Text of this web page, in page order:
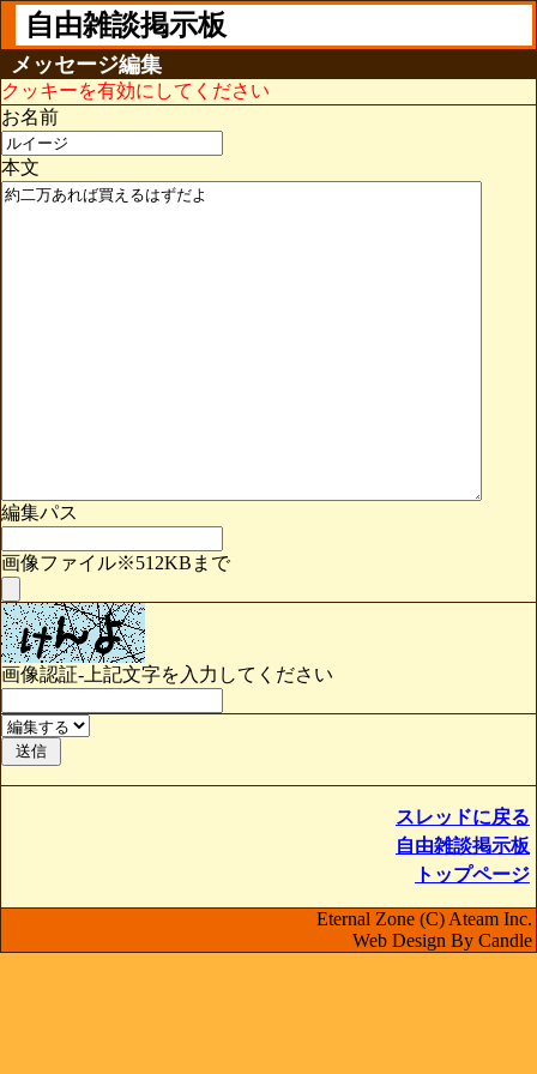
自由雑談掲示板
メッセージ編集
クッキーを有効にしてください
お名前
本文
編集パス
画像ファイル※512KBまで
画像認証-上記文字を入力してください
スレッドに戻る
自由雑談掲示板
トップページ
Eternal Zone (C) Ateam Inc.
Web Design By Candle